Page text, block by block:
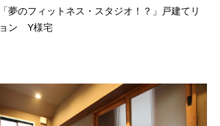
のフィットネス・スタジオ！？」戸建てリ
ョン Y様宅